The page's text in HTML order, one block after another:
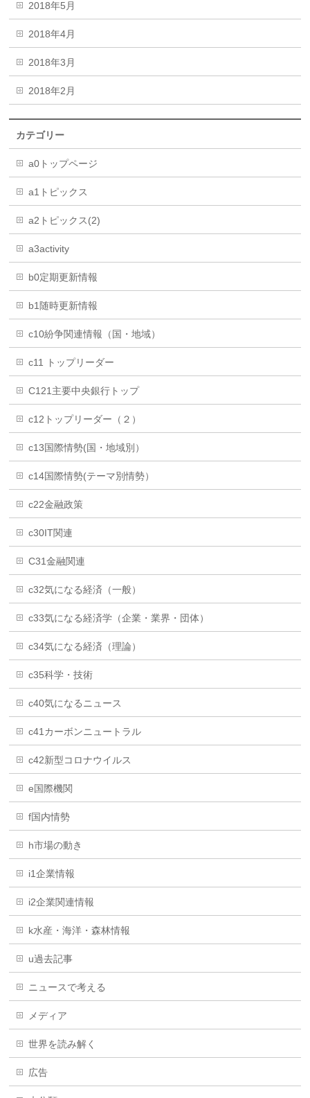
2018年5月
2018年4月
2018年3月
2018年2月
カテゴリー
a0トップページ
a1トピックス
a2トピックス(2)
a3activity
b0定期更新情報
b1随時更新情報
c10紛争関連情報（国・地域）
c11 トップリーダー
C121主要中央銀行トップ
c12トップリーダー（２）
c13国際情勢(国・地域別）
c14国際情勢(テーマ別情勢）
c22金融政策
c30IT関連
C31金融関連
c32気になる経済（一般）
c33気になる経済学（企業・業界・団体）
c34気になる経済（理論）
c35科学・技術
c40気になるニュース
c41カーボンニュートラル
c42新型コロナウイルス
e国際機関
f国内情勢
h市場の動き
i1企業情報
i2企業関連情報
k水産・海洋・森林情報
u過去記事
ニュースで考える
メディア
世界を読み解く
広告